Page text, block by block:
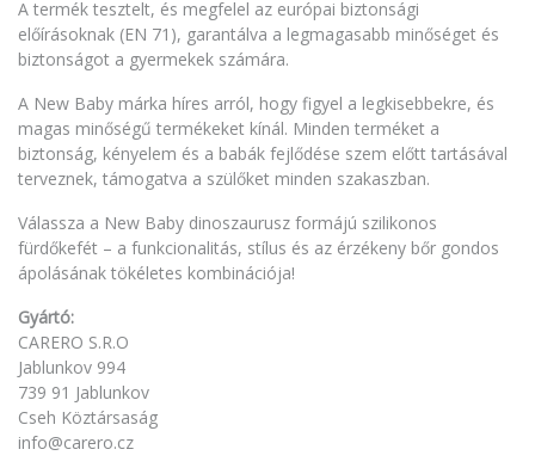
A termék tesztelt, és megfelel az európai biztonsági
előírásoknak (EN 71), garantálva a legmagasabb minőséget és
biztonságot a gyermekek számára.
A New Baby márka híres arról, hogy figyel a legkisebbekre, és
magas minőségű termékeket kínál. Minden terméket a
biztonság, kényelem és a babák fejlődése szem előtt tartásával
terveznek, támogatva a szülőket minden szakaszban.
Válassza a New Baby dinoszaurusz formájú szilikonos
fürdőkefét – a funkcionalitás, stílus és az érzékeny bőr gondos
ápolásának tökéletes kombinációja!
Gyártó:
CARERO S.R.O
Jablunkov 994
739 91 Jablunkov
Cseh Köztársaság
info@carero.cz